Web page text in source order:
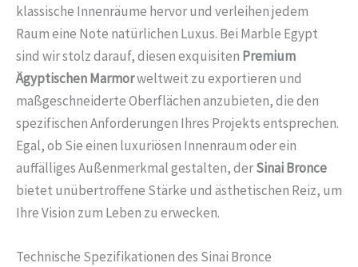
klassische Innenräume hervor und verleihen jedem
Raum eine Note natürlichen Luxus. Bei Marble Egypt
sind wir stolz darauf, diesen exquisiten Premium
Ägyptischen Marmorweltweit zu exportieren und
maßgeschneiderte Oberflächen anzubieten, die den
spezifischen Anforderungen Ihres Projekts entsprechen.
Egal, ob Sie einen luxuriösen Innenraum oder ein
auffälliges Außenmerkmal gestalten, derSinai Bronce
bietet unübertroffene Stärke und ästhetischen Reiz, um
Ihre Vision zum Leben zu erwecken.
Technische Spezifikationen des Sinai Bronce